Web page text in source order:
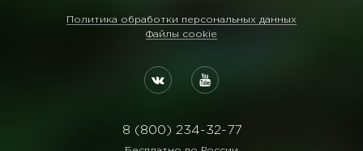
Политика обработки персональных данных
Файлы cookie
8 (800) 234-32-77